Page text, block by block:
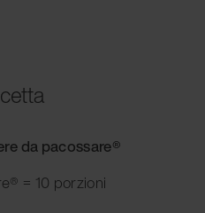
da pacossare®
= 10 porzioni